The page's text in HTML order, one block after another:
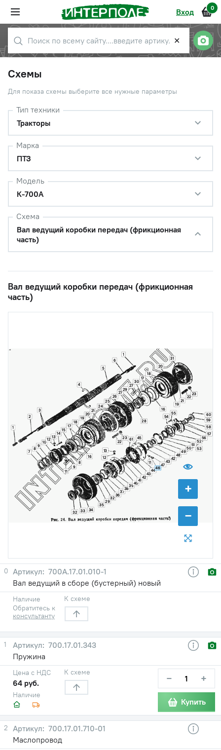
Вход 0
✕
Схемы
Для показа схемы выберите все нужные параметры
Тип техники
Тракторы
Марка
ПТЗ
Модель
К-700А
Схема
Вал ведущий коробки передач (фрикционная
часть)
Вал ведущий коробки передач (фрикционная
часть)
+
−
1
1
2
3
4
5
6
7
8
8
9
9
10
11
11
12
12
13
13
14
15
16
16
17
17
18
18
19
19
20
20
21
21
22
22
23
23
24
25
26
27
27
28
29
29
30
31
32
32
33 34
35
36
37
38
3940
41
42
42
43
43
44
45
46
47
48
49
50
51
52
53
54
55
56
57
58
59
60
61
0
700А.17.01.010-1
Вал ведущий в сборе (бустерный) новый
Наличие
Обратитесь к
консультанту
К схеме
1
700.17.01.343
Пружина
Наличие
Цена с НДС
64 руб.
К схеме − +
Купить
2
700.17.01.710-01
Маслопровод